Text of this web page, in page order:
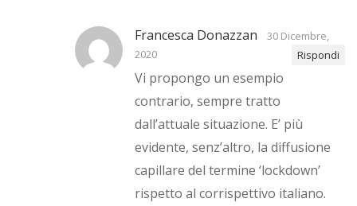
Francesca Donazzan
30 Dicembre,
2020
Rispondi
Vi propongo un esempio
contrario, sempre tratto
dall’attuale situazione. E’ più
evidente, senz’altro, la diffusione
capillare del termine ‘lockdown’
rispetto al corrispettivo italiano.